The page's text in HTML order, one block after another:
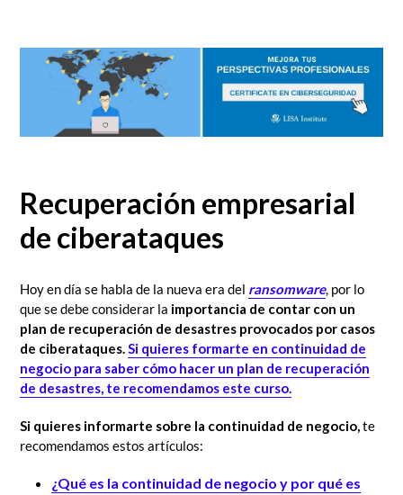
Recuperación empresarial
de ciberataques
Hoy en día se habla de la nueva era del ransomware, por lo
que se debe considerar la importancia de contar con un
plan de recuperación de desastres provocados por casos
de ciberataques.Si quieres formarte en continuidad de
negocio para saber cómo hacer un plan de recuperación
de desastres, te recomendamos este curso.
Si quieres informarte sobre la continuidad de negocio,te
recomendamos estos artículos:
¿Qué es la continuidad de negocio y por qué es